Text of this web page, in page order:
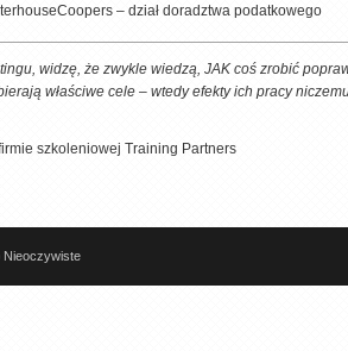
– dział doradztwa podatkowego
widzę, że zwykle wiedzą, JAK coś zrobić
właściwe cele – wtedy efekty ich pracy
szkoleniowej Training Partners
Nieoczywiste